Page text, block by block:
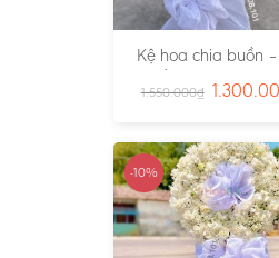
Kệ hoa chia buồn
Trần Gian –
1.550.000₫
-10%